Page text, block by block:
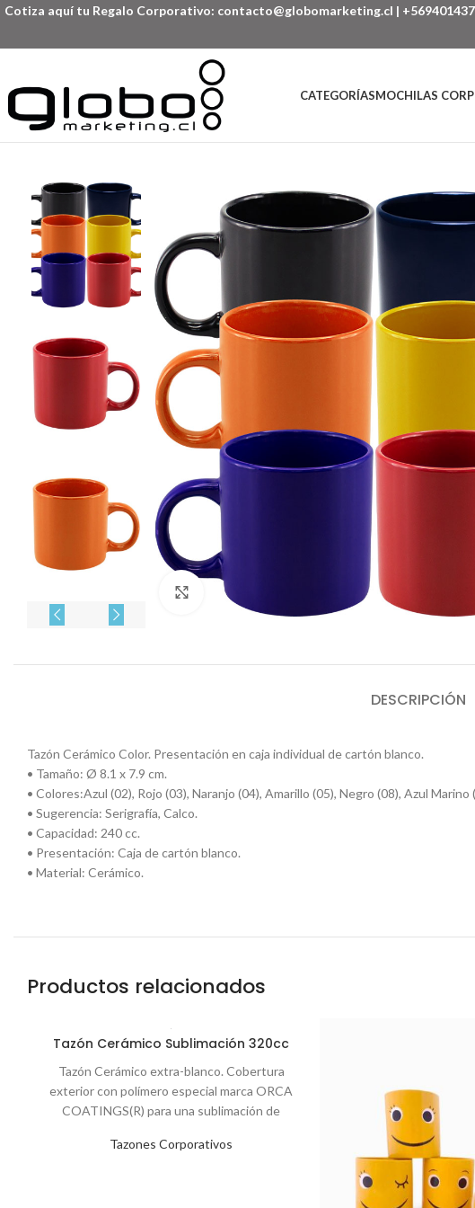
Cotiza aquí tu Regalo Corporativo: contacto@globomarketing.cl |
CATEGORÍASMOCHILAS
Click to enlarge
DESCRIPCIÓN
Tazón Cerámico Color. Presentación en caja individual de cartón blanco.
• Tamaño: Ø 8.1 x 7.9 cm.
• Colores:Azul (02), Rojo (03), Naranjo (04), Amarillo (05), Negro (08), Azul Marino
• Sugerencia: Serigrafía, Calco.
• Capacidad: 240 cc.
• Presentación: Caja de cartón blanco.
• Material: Cerámico.
Productos relacionados
Tazón Cerámico Sublimación 320cc
Tazones Corporativos
Tazón Cerámico extra-blanco. Cobertura
exterior con polímero especial marca ORCA
COATINGS(R) para una sublimación de
dentro de su caja individual de cartón blanco.